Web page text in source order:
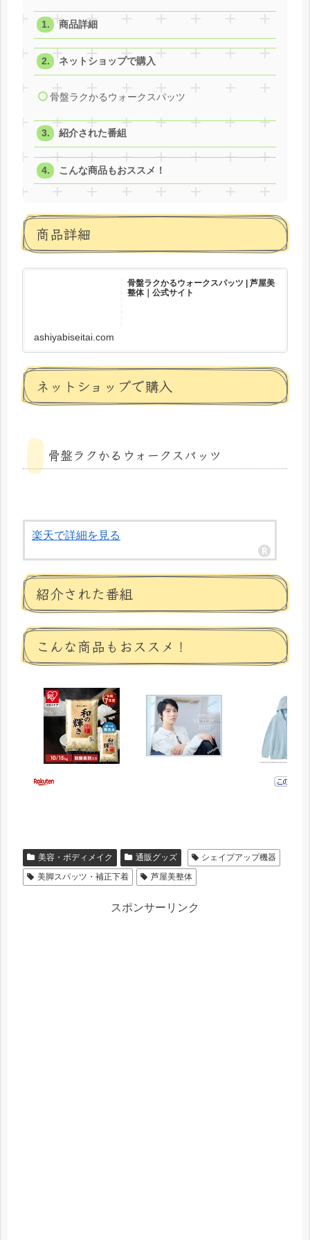
商品詳細
ネットショップで購入
骨盤ラクかるウォークスパッツ
紹介された番組
こんな商品もおススメ！
商品詳細
骨盤ラクかるウォークスパッツ | 芦屋美
整体｜公式サイト
ashiyabiseitai.com
ネットショップで購入
骨盤ラクかるウォークスパッツ
楽天で詳細を見る
紹介された番組
こんな商品もおススメ！
美容・ボディメイク 通販グッズ
シェイプアップ機器
美脚スパッツ・補正下着
芦屋美整体
スポンサーリンク